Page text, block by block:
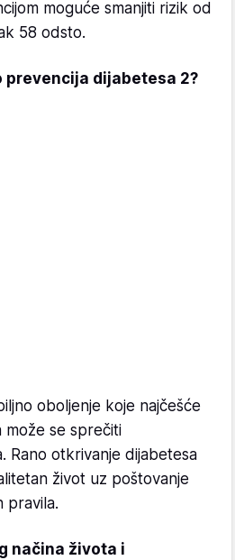
moguće smanjiti rizik od
58 odsto.
prevencija dijabetesa 2?
oboljenje koje najčešće
može se sprečiti
Rano otkrivanje dijabetesa
život uz poštovanje
pravila.
načina života i